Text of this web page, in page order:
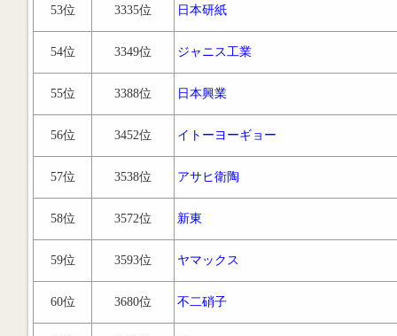
53位 3335位 日本研紙
54位 3349位 ジャニス工業
55位 3388位 日本興業
56位 3452位 イトーヨーギョー
57位 3538位 アサヒ衛陶
58位 3572位 新東
59位 3593位 ヤマックス
60位 3680位 不二硝子